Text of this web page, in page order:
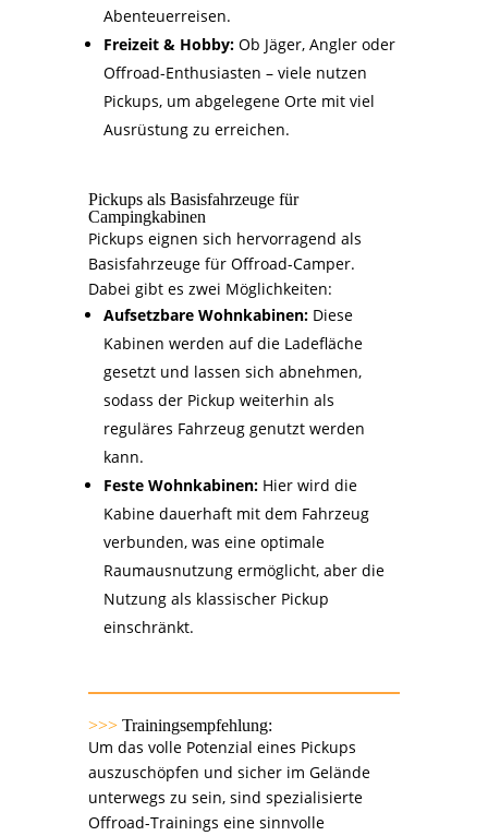
Abenteuerreisen.
Freizeit & Hobby:Ob Jäger, Angler oder
Offroad-Enthusiasten – viele nutzen
Pickups, um abgelegene Orte mit viel
Ausrüstung zu erreichen.
Pickups als Basisfahrzeuge für
Campingkabinen
Pickups eignen sich hervorragend als
Basisfahrzeuge für Offroad-Camper.
Dabei gibt es zwei Möglichkeiten:
Aufsetzbare Wohnkabinen:Diese
Kabinen werden auf die Ladefläche
gesetzt und lassen sich abnehmen,
sodass der Pickup weiterhin als
reguläres Fahrzeug genutzt werden
kann.
Feste Wohnkabinen:Hier wird die
Kabine dauerhaft mit dem Fahrzeug
verbunden, was eine optimale
Raumausnutzung ermöglicht, aber die
Nutzung als klassischer Pickup
einschränkt.
>>>Trainingsempfehlung:
Um das volle Potenzial eines Pickups
auszuschöpfen und sicher im Gelände
unterwegs zu sein, sind spezialisierte
Offroad-Trainings eine sinnvolle